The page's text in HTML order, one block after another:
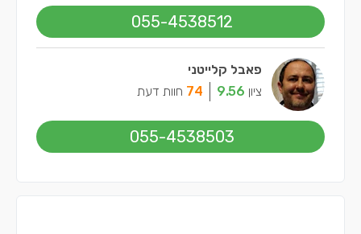
055-4538512
פאבל קלייטני
ציון 9.56
74 חוות דעת
055-4538503